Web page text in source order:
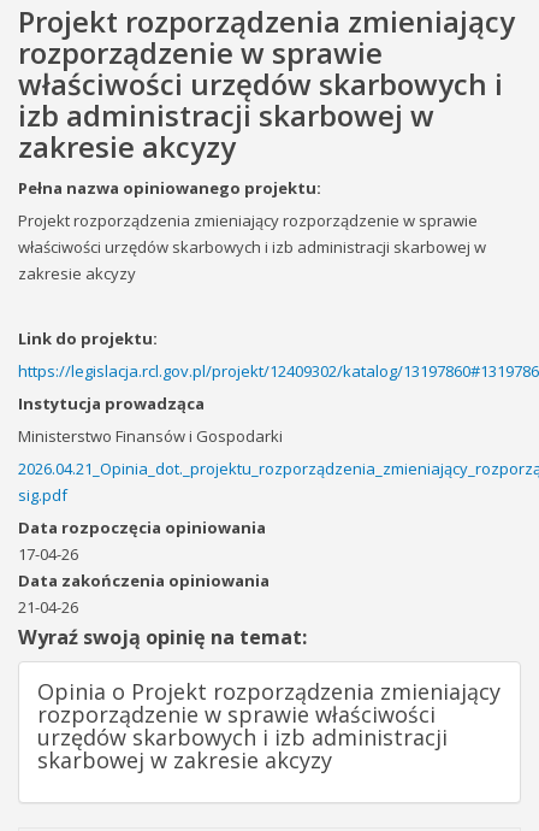
Projekt rozporządzenia zmieniający
rozporządzenie w sprawie
właściwości urzędów skarbowych i
izb administracji skarbowej w
zakresie akcyzy
Pełna nazwa opiniowanego projektu:
Projekt rozporządzenia zmieniający rozporządzenie w sprawie
właściwości urzędów skarbowych i izb administracji skarbowej w
zakresie akcyzy
Link do projektu:
https://legislacja.rcl.gov.pl/projekt/12409302/katalog/
Instytucja prowadząca
Ministerstwo Finansów i Gospodarki
sig.pdf
Data rozpoczęcia opiniowania
17-04-26
Data zakończenia opiniowania
21-04-26
Wyraź swoją opinię na temat:
Opinia o Projekt rozporządzenia zmieniający
rozporządzenie w sprawie właściwości
urzędów skarbowych i izb administracji
skarbowej w zakresie akcyzy